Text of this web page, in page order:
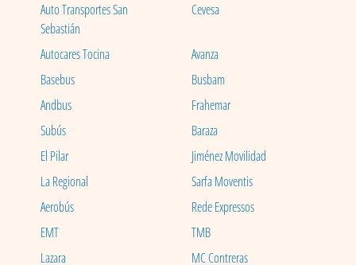
Auto Transportes San
Sebastián
Cevesa
Autocares Tocina
Avanza
Basebus
Busbam
Andbus
Frahemar
Subús
Baraza
El Pilar
Jiménez Movilidad
La Regional
Sarfa Moventis
Aerobús
Rede Expressos
EMT
TMB
Lazara
MC Contreras